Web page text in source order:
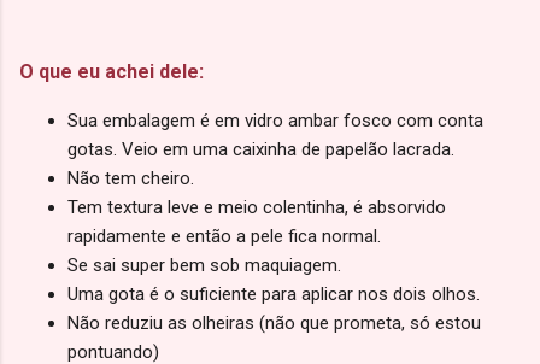
O que eu achei dele:
Sua embalagem é em vidro ambar fosco com conta
gotas. Veio em uma caixinha de papelão lacrada.
Não tem cheiro.
Tem textura leve e meio colentinha, é absorvido
rapidamente e então a pele fica normal.
Se sai super bem sob maquiagem.
Uma gota é o suficiente para aplicar nos dois olhos.
Não reduziu as olheiras (não que prometa, só estou
pontuando)